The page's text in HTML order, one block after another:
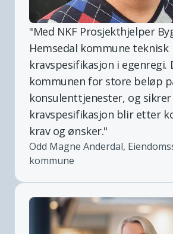
"Med NKF Prosjekthjelper
Hemsedal kommune teknisk
kravspesifikasjon i egenregi.
kommunen for store beløp
konsulenttjenester, og
kravspesifikasjon blir etter
krav og ønsker."
Odd Magne Anderdal,
kommune